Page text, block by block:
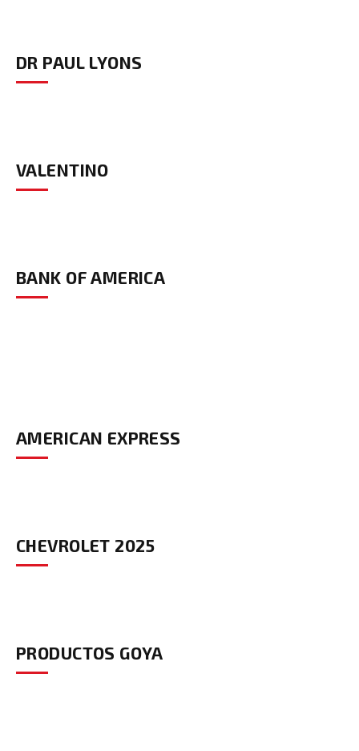
DR PAUL LYONS
VALENTINO
BANK OF AMERICA
AMERICAN EXPRESS
CHEVROLET 2025
PRODUCTOS GOYA